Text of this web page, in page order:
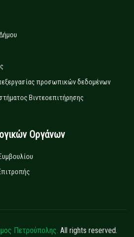
προσωπικών δεδομένων
Βιντεοεπιτήρησης
Οργάνων
Πετρούπολης. All rights reserved.